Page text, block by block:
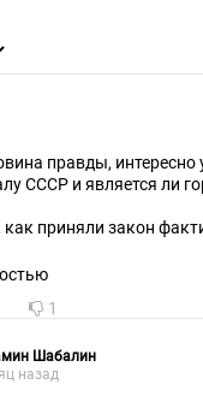
правды, интересно
СССР и является ли
приняли закон
1
Шабалин
назад